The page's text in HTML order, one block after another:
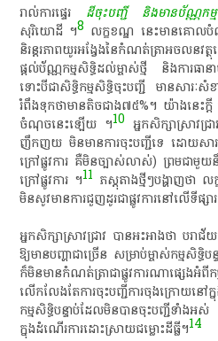
រាល់​ការ​ផ្ទេរ ដី​ចុះបញ្ជី​ និង​មាន​ប័ណ្ណកម្
សុរិយោដី​ ។8 លក្ខខណ្ឌ​ នេះ​មាន​គោលបំ
និរន្តរភាព​យូរអង្វែង​នៃ​កំណត់​ត្រា​អចលនវត្
ផ្តល់​ប័ណ្ណកម្មសិទ្ធិ​ដល់​ម្ចាស់​ថ្មី​ និង​ការ​ធា
ទោះបីជា​សិទ្ធិកម្មសិទ្ធិ​ចុះបញ្ជី​ មាន​សារៈសំខ
រំពឹង​ទុក​ថា​មាន​តិច​ជាង​៧៥%​។​ យ៉ាងនេះ​ក្តី​
ចំណុច​នេះ​ឡើយ​ ។10 អ្នក​សិក្សា​ស្រាវ
ញឹកញយ​ មិន​មានការ​ចុះបញ្ជី​ទេ​ ដោយសារ​
ក្រៅផ្លូវការ​ គឺ​មិន​ច្បាស់លាស់​)​ ព្រម​ជាមួយនឹ
ក្រៅផ្លូវការ​ ។11 ភស្តុ​តាង​ថ្មីៗ​បង្ហាញ​ថា​ លក្
មិនសូវ​មានការ​ជួញដូរ​ជា​ផ្លូវការ​នៅ​លើ​ទីផ្សា
អ្នក​សិក្សា​ស្រាវជ្រាវ​ បាន​អះអាង​ថា​ បរាជ័យ​
ឱ្យ​មាន​បញ្ហា​ជា​ច្រើន​ សម្រាប់​ម្ចាស់​កម្មសិទ្ធិ​បន្
ក៏​មិន​មាន​កំណត់​ត្រា​ជា​ផ្លូវការ​ណា​ផ្សេង​
លើកលែងតែ​ការ​ចុះបញ្ជី​ការ​ចុង​ក្រោយ​នៅ​
កម្មសិទ្ធិ​បន្ទាប់​ដែល​មិន​បាន​ចុះបញ្ជី​ទាំ
ក្នុង​ដំណើរការ​ដោះស្រាយ​ជម្លោះដីធ្លី​។14